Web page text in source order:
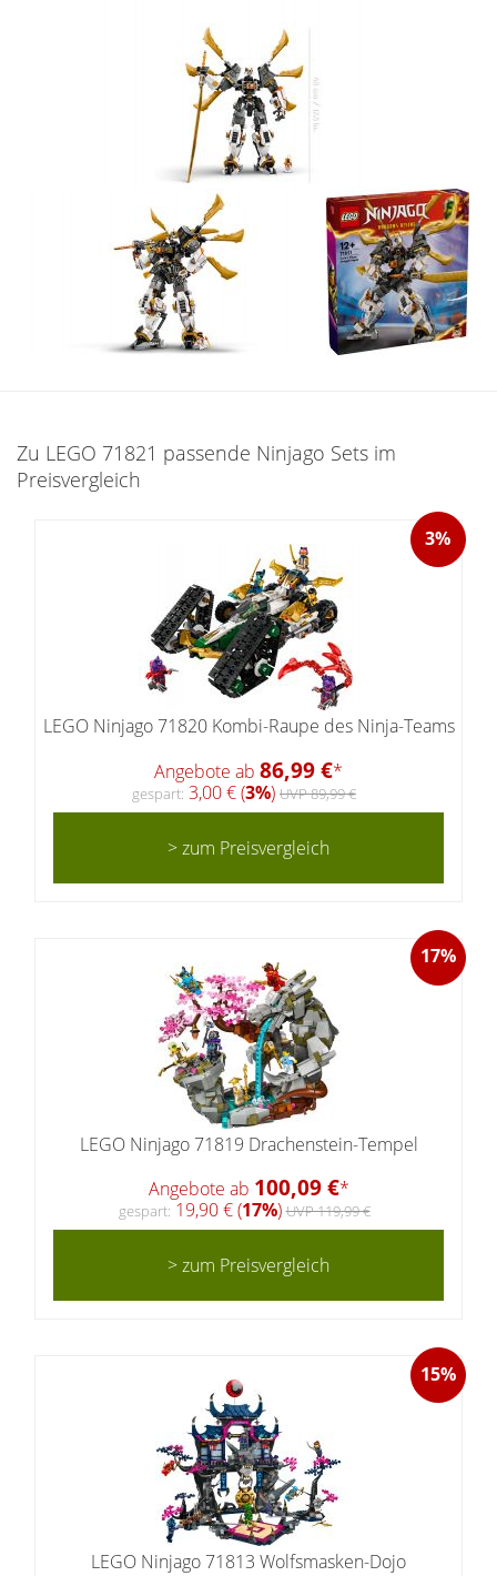
Zu LEGO 71821 passende Ninjago Sets im
Preisvergleich
3%
LEGO Ninjago 71820 Kombi-Raupe des Ninja-Teams
Angebote ab 86,99 €*
gespart: 3,00 € (3%) UVP 89,99 €
> zum Preisvergleich
17%
LEGO Ninjago 71819 Drachenstein-Tempel
Angebote ab 100,09 €*
gespart: 19,90 € (17%)UVP 119,99 €
> zum Preisvergleich
15%
LEGO Ninjago 71813 Wolfsmasken-Dojo